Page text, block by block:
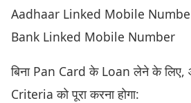
Aadhaar Linked Mobile
Bank Linked Mobile Number
बिना Pan Card के Loan लेने के
Criteria को पूरा करना होगा: